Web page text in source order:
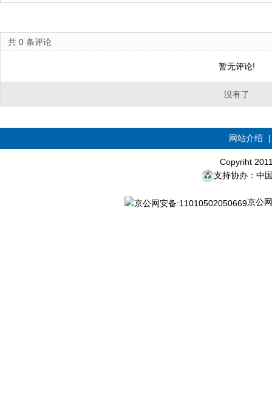
共 0 条评论
暂无评论!
没有了
网站介绍
Copyriht
支持协办：中
京公